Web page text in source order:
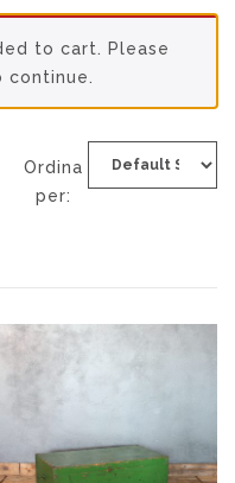
to cart. Please
Ordina
per: